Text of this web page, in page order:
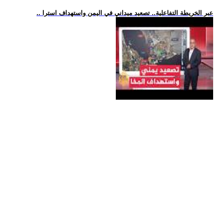
.. عبر الخريطة التفاعلية.. تصعيد ميداني في اليمن واستهداف استرا